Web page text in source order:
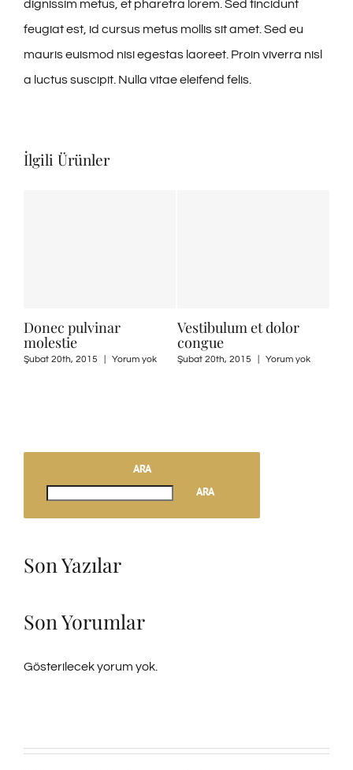
dignissim metus, et pharetra lorem. Sed tincidunt
feugiat est, id cursus metus mollis sit amet. Sed eu
mauris euismod nisi egestas laoreet. Proin viverra nisl
a luctus suscipit. Nulla vitae eleifend felis.
İlgili Ürünler
Donec pulvinar
molestie
Şubat 20th, 2015 Yorum yok
Vestibulum et dolor
congue
Şubat 20th, 2015 Yorum yok
ARA
ARA
Son Yazılar
Son Yorumlar
Gösterilecek yorum yok.